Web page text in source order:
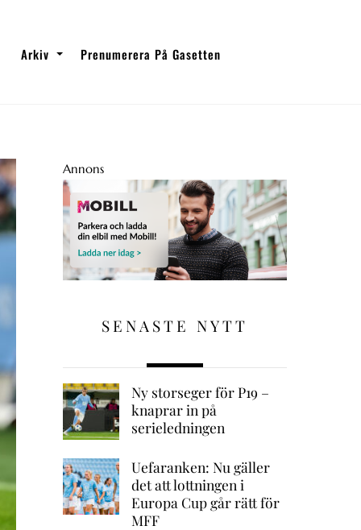
Arkiv Prenumerera På Gasetten
Annons
SENASTE NYTT
Ny storseger för P19 –
knaprar in på
serieledningen
Uefaranken: Nu gäller
det att lottningen i
Europa Cup går rätt för
MFF